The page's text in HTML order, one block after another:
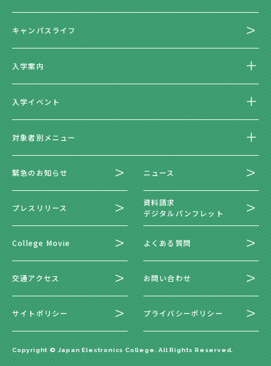
キャンパスライフ
入学案内
入学イベント
対象者別メニュー
緊急のお知らせ ニュース
プレスリリース
資料請求
デジタルパンフレット
College Movie よくある質問
交通アクセス お問い合わせ
サイトポリシー プライバシーポリシー
Copyright © Japan Electronics College. All Rights Reserved.